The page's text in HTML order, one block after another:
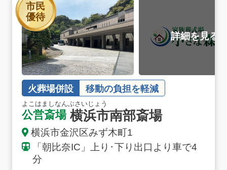
市民
優待
火葬場併設 移動の負担を軽減
よこはましなんぶさいじょう
公営斎場 横浜市南部斎場
横浜市金沢区みず木町1
「朝比奈IC」上り･下り出口より車で4
分
お得な会員価格!